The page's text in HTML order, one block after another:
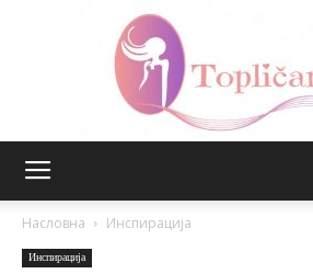
Насловна Инспирација
Инспирација